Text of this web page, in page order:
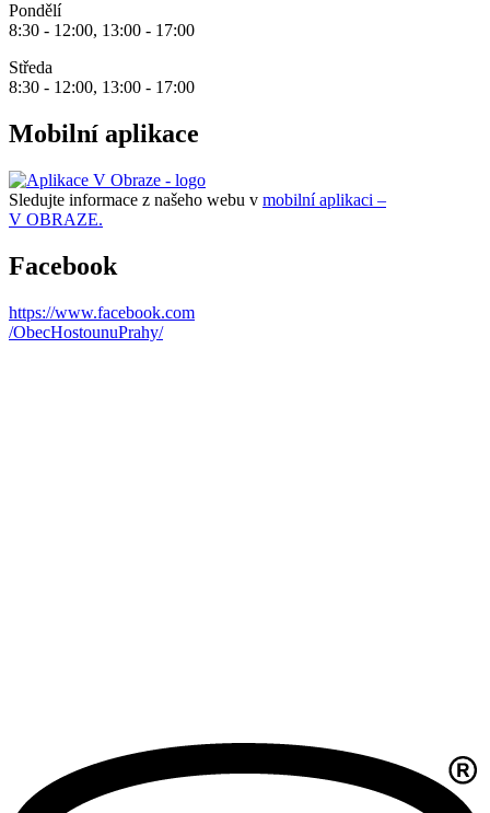
Pondělí
8:30 - 12:00, 13:00 - 17:00
Středa
8:30 - 12:00, 13:00 - 17:00
Mobilní aplikace
Sledujte informace z našeho webu v mobilní aplikaci –
V OBRAZE.
Facebook
https://www.facebook.com
/ObecHostounuPrahy/